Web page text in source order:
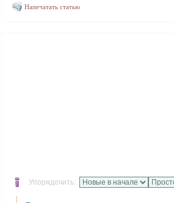
Напечатать статью
Упорядочить: